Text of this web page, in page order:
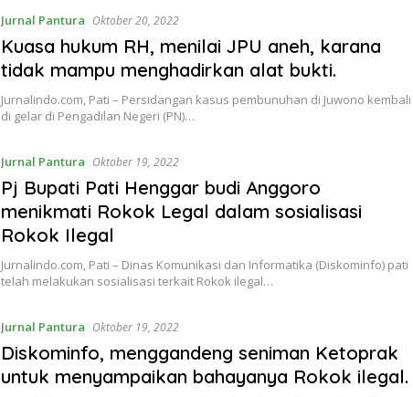
Jurnal Pantura Oktober 20, 2022
Kuasa hukum RH, menilai JPU aneh, karana
tidak mampu menghadirkan alat bukti.
Jurnalindo.com, Pati – Persidangan kasus pembunuhan di Juwono kembali
di gelar di Pengadilan Negeri (PN)…
Jurnal Pantura Oktober 19, 2022
Pj Bupati Pati Henggar budi Anggoro
menikmati Rokok Legal dalam sosialisasi
Rokok Ilegal
Jurnalindo.com, Pati – Dinas Komunikasi dan Informatika (Diskominfo) pati
telah melakukan sosialisasi terkait Rokok ilegal…
Jurnal Pantura Oktober 19, 2022
Diskominfo, menggandeng seniman Ketoprak
untuk menyampaikan bahayanya Rokok ilegal.